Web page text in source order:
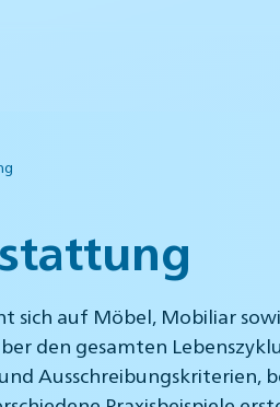
sich auf Möbel, Mobiliar
den gesamten
Ausschreibungskriterien,